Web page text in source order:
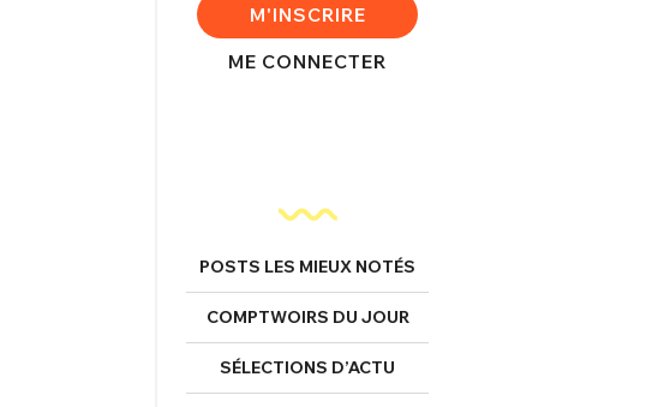
M'INSCRIRE
ME CONNECTER
POSTS LES MIEUX NOTÉS
COMPTWOIRS DU JOUR
SÉLECTIONS D’ACTU
FERMER
Connexion